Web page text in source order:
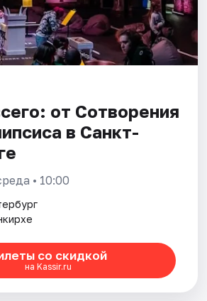
от Сотворения
в Санкт-
• 10:00
со скидкой
на Kassir.ru